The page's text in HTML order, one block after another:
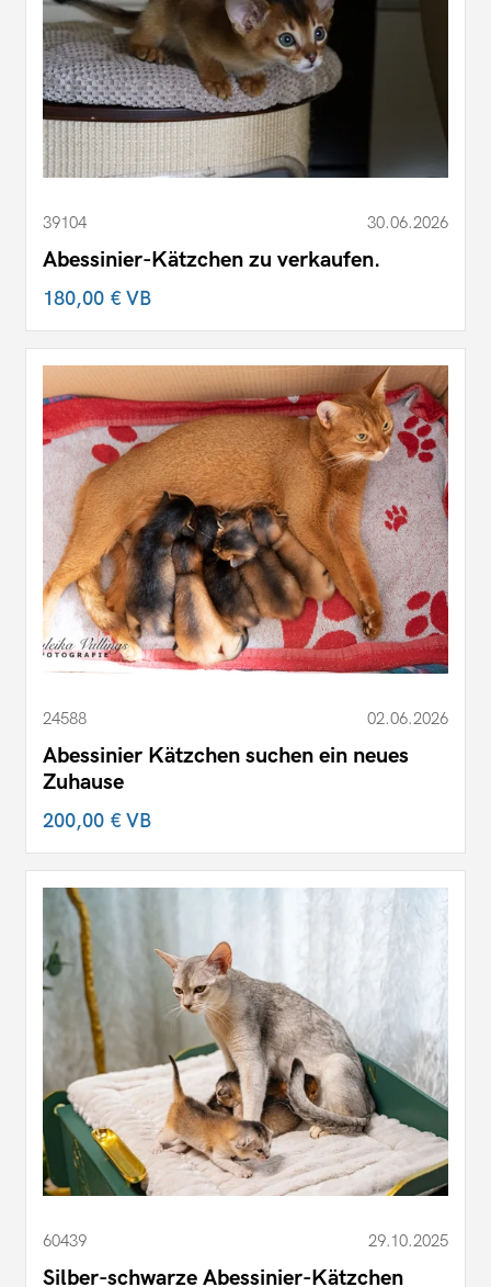
39104 30.06.2026
Abessinier-Kätzchen zu verkaufen.
180,00 €VB
24588 02.06.2026
Abessinier Kätzchen suchen ein neues
Zuhause
200,00 €VB
60439 29.10.2025
Silber-schwarze Abessinier-Kätzchen